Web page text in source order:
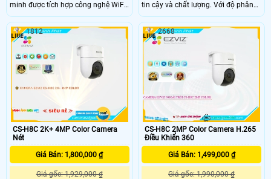
minh được tích hợp công nghệ WiFi,
cho phép bạn giám sát ngôi nhà,
văn phòng hoặc bất kỳ không gian
nào khác từ xa thông qua kết nối
internet. Camera này có độ phân
giải cao 2K và chất lượng hình ảnh
3MP, giúp bạn có được hình ảnh rõ
nét và chi tiết
tin cậy và chất lượng. Với độ phân
giải 2K và 3MP, nó cho phép bạn ghi
lại và xem hình ảnh sắc nét và chi
tiết. Điểm nổi bật của sản phẩm này
là tính năng không dây, giúp bạn dễ
dàng cài đặt và vận hành mà không
cần đến dây cáp phức tạp
CS-H8C 2K+ 4MP Color Camera
Nét
Giá Bán: 1,800,000 ₫
Giá gốc: 1,929,000 ₫
1812
CS-H8C 2MP Color Camera H.265
Điều Khiển 360
Giá Bán: 1,499,000 ₫
Giá gốc: 1,990,000 ₫
2668